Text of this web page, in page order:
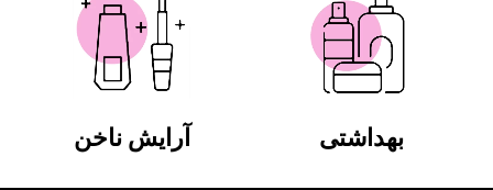
بهداشتی آرایش ناخن